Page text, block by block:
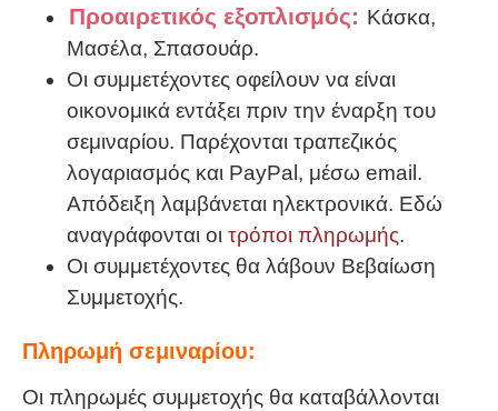
Προαιρετικός εξοπλισμός: Κάσκα,
Μασέλα, Σπασουάρ.
Οι συμμετέχοντες οφείλουν να είναι
οικονομικά εντάξει πριν την έναρξη του
σεμιναρίου. Παρέχονται τραπεζικός
λογαριασμός και PayPal, μέσω email.
Απόδειξη λαμβάνεται ηλεκτρονικά. Εδώ
αναγράφονται οι τρόποι πληρωμής.
Οι συμμετέχοντες θα λάβουν Βεβαίωση
Συμμετοχής.
Πληρωμή σεμιναρίου:
Οι πληρωμές συμμετοχής θα καταβάλλονται